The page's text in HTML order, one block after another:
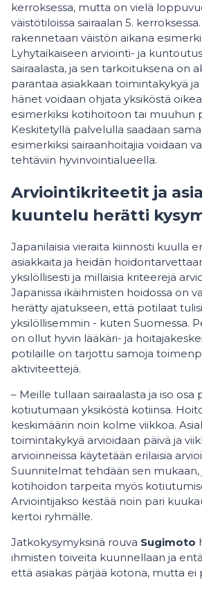
kerroksessa, mutta on vielä
väistötiloissa sairaalan 5.
rakennetaan väistön aikana
Lyhytaikaiseen arviointi- ja
sairaalasta, ja sen tarkoituksena on
parantaa asiakkaan toimintakykyä
hänet voidaan ohjata yksiköstä
esimerkiksi kotihoitoon tai muuhun
Keskitetyllä palvelulla saadaan
esimerkiksi sairaanhoitajia voidaan
tehtäviin hyvinvointialueella.
Arviointikriteetit ja
kuuntelu herätti
Japanilaisia vieraita kiinnosti kuulla
asiakkaita ja heidän
yksilöllisesti ja millaisia kriteerejä
Japanissa ikäihmisten hoidossa on
herätty ajatukseen, että potilaat
yksilöllisemmin - kuten Suomessa.
on ollut hyvin lääkäri- ja
potilaille on tarjottu samoja
aktiviteettejä.
– Meille tullaan sairaalasta ja iso osa
kotiutumaan yksiköstä kotiinsa.
keskimäärin noin kolme viikkoa.
toimintakykyä arvioidaan päivä ja
arvioinneissa käytetään erilaisia
Suunnitelmat tehdään sen mukaan,
kotihoidon tarpeita myös
Arviointijakso kestää noin pari
kertoi ryhmälle.
Jatkokysymyksinä rouva Sugimoto
ihmisten toiveita kuunnellaan ja
että asiakas pärjää kotona, mutta ei